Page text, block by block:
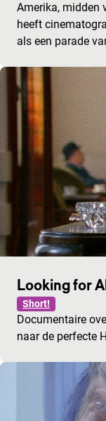
Amerika, midden
heeft
als een parade
Looking for
Short!
Documentaire
naar de perfecte